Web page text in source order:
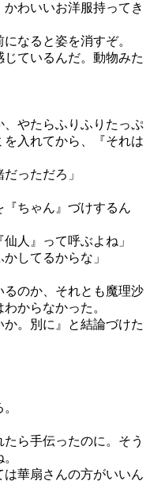
わいいお洋服持ってき
なると姿を消すぞ。
ているんだ。動物みた
やたらふりふりたっぷ
入れてから、『それは
っただろ」
『ちゃん』づけするん
人』って呼ぶよね」
してるからな」
のか、それとも魔理沙
からなかった。
。別に』と結論づけた
ら手伝ったのに。そう
華扇さんの方がいいん